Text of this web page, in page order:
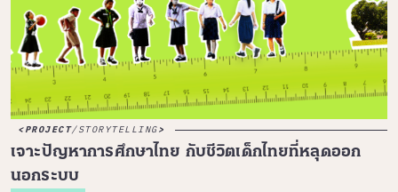
PROJECT/STORYTELLING
เจาะปัญหาการศึกษาไทย กับชีวิตเด็กไทยที่หลุดออก
นอกระบบ